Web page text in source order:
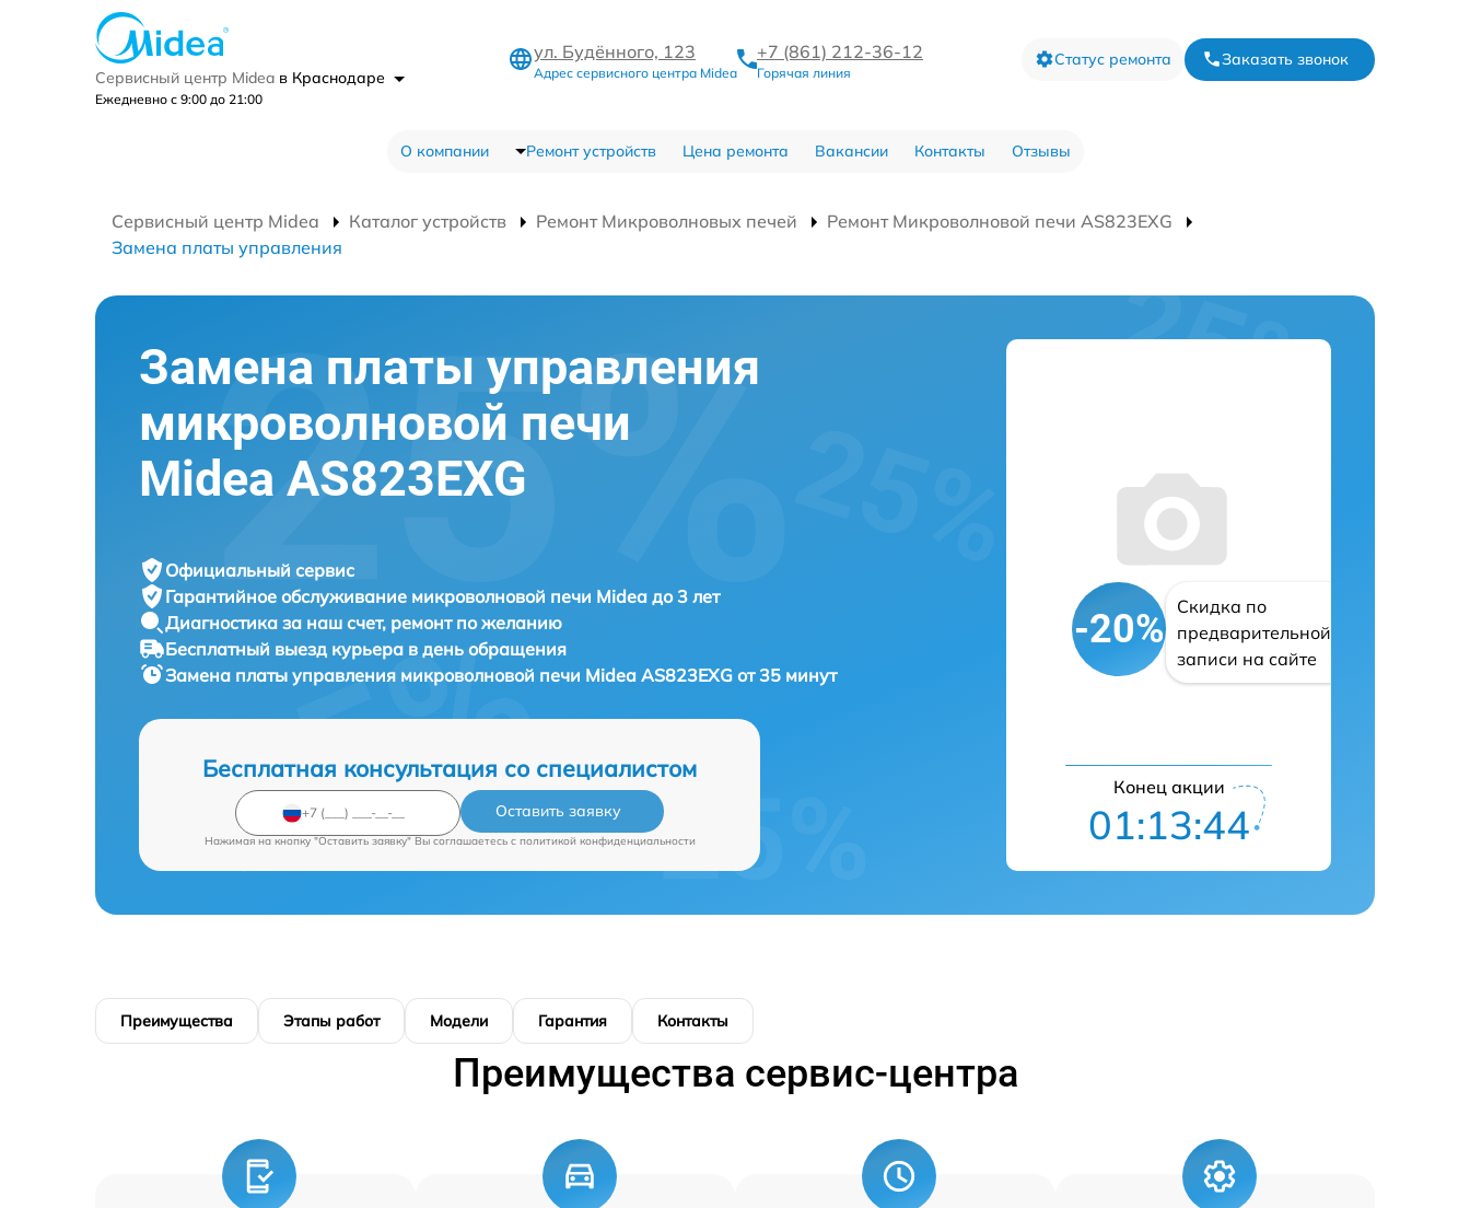
Сервисный центр Midea в Краснодаре
Ежедневно с 9:00 до 21:00
ул. Будённого, 123
Адрес сервисного центра Midea
+7 (861) 212-36-12
Горячая линия
Статус ремонта Заказать звонок
О компании Ремонт устройств Цена ремонта Вакансии Контакты Отзывы
Сервисный центр Midea Каталог устройств Ремонт Микроволновых печей
Ремонт Микроволновой печи AS823EXG
Замена платы управления
Замена платы управления
микроволновой печи
Midea AS823EXG
Официальный сервис
Гарантийное обслуживание микроволновой печи Midea до 3 лет
Диагностика за наш счет, ремонт по желанию
Бесплатный выезд курьера в день обращения
Замена платы управления микроволновой печи Midea AS823EXG от 35 минут
Бесплатная консультация со специалистом
Оставить заявку
Нажимая на кнопку "Оставить заявку" Вы соглашаетесь c политикой конфиденциальности
-20%
Скидка по
предварительной
записи на сайте
Конец акции
01:13:43
Преимущества Этапы работ Модели Гарантия Контакты
Преимущества сервис-центра